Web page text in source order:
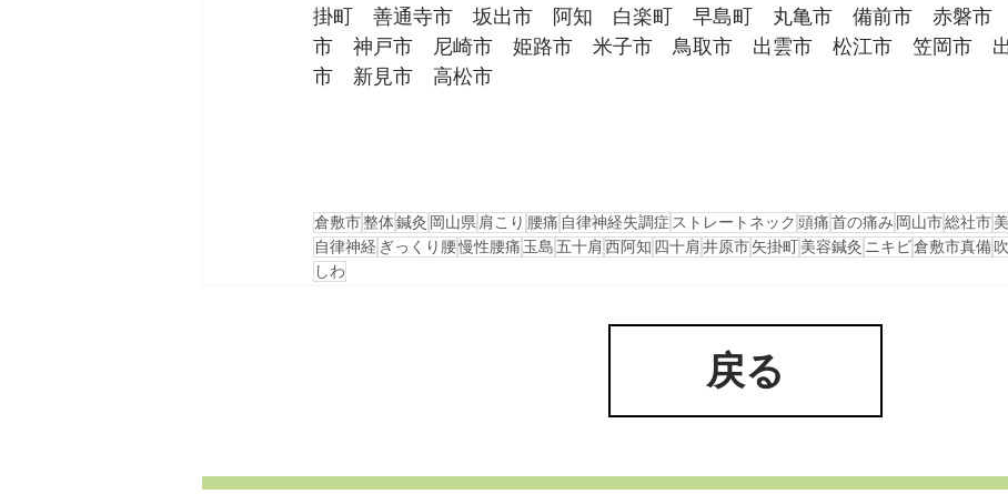
掛町　善通寺市　坂出市　阿知　白楽町　早島町　丸亀市　備前市　赤磐市
市　神戸市　尼崎市　姫路市　米子市　鳥取市　出雲市　松江市　笠岡市　
市　新見市　高松市
倉敷市整体鍼灸 岡山県肩こり 腰痛 自律神経失調症 ストレートネック 頭痛首の痛み 岡山市総社市
自律神経 ぎっくり腰慢性腰痛 玉島 五十肩西阿知 四十肩井原市矢掛町美容鍼灸 ニキビ倉敷市真備
しわ
戻る